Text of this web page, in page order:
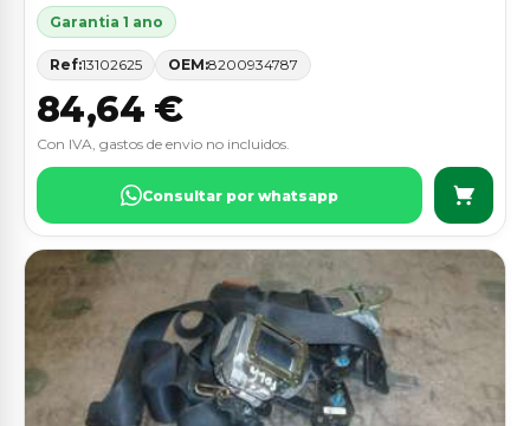
Garantia 1 ano
Ref:13102625 OEM:8200934787
84,64 €
Con IVA, gastos de envio no incluidos.
Consultar por whatsapp